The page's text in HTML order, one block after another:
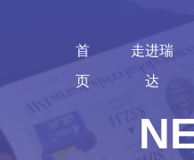
首
页
走进瑞
达